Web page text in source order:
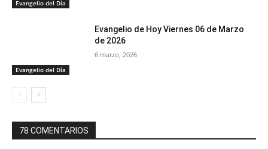
Evangelio del Día
Evangelio del Día
Evangelio de Hoy Viernes 06 de Marzo
de 2026
6 marzo, 2026
78 COMENTARIOS